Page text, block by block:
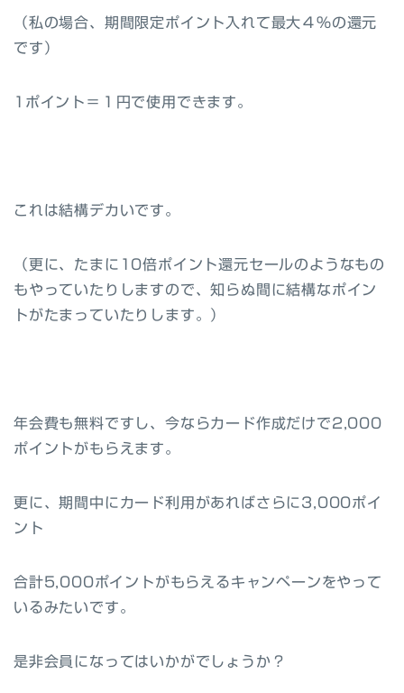
（私の場合、期間限定ポイント入れて最大４％の還元
です）
1ポイント＝１円で使用できます。
これは結構デカいです。
（更に、たまに10倍ポイント還元セールのようなもの
もやっていたりしますので、知らぬ間に結構なポイン
トがたまっていたりします。）
年会費も無料ですし、今ならカード作成だけで2,000
ポイントがもらえます。
更に、期間中にカード利用があればさらに3,000ポイ
ント
合計5,000ポイントがもらえるキャンペーンをやって
いるみたいです。
是非会員になってはいかがでしょうか？